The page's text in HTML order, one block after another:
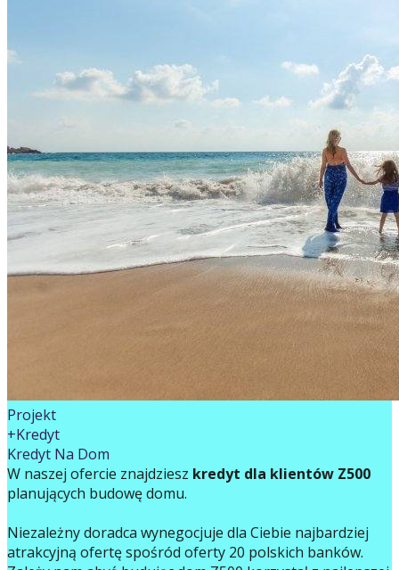
Projekt
+Kredyt
Kredyt Na Dom
W naszej ofercie znajdziesz kredyt dla klientów Z500
planujących budowę domu.
Niezależny doradca wynegocjuje dla Ciebie najbardziej
atrakcyjną ofertę spośród oferty 20 polskich banków.